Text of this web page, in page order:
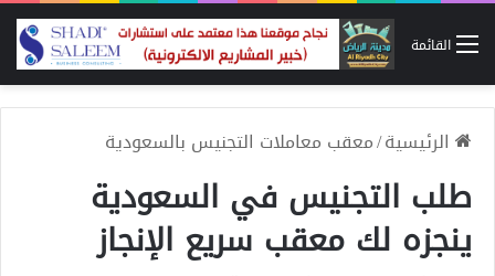
القائمة
الرئيسية/معقب معاملات التجنيس بالسعودية
طلب التجنيس في السعودية
ينجزه لك معقب سريع الإنجاز